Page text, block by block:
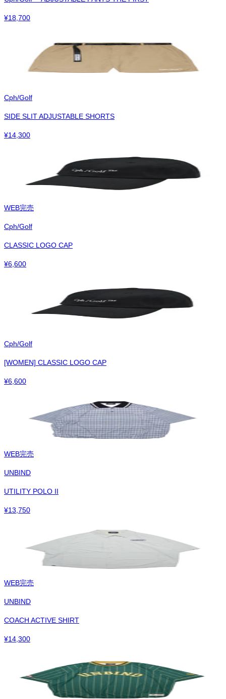
¥18,700
Cph/Golf
SIDE SLIT ADJUSTABLE SHORTS
¥14,300
WEB完売
Cph/Golf
CLASSIC LOGO CAP
¥6,600
Cph/Golf
[WOMEN] CLASSIC LOGO CAP
¥6,600
WEB完売
UNBIND
UTILITY POLO II
¥13,750
WEB完売
UNBIND
COACH ACTIVE SHIRT
¥14,300